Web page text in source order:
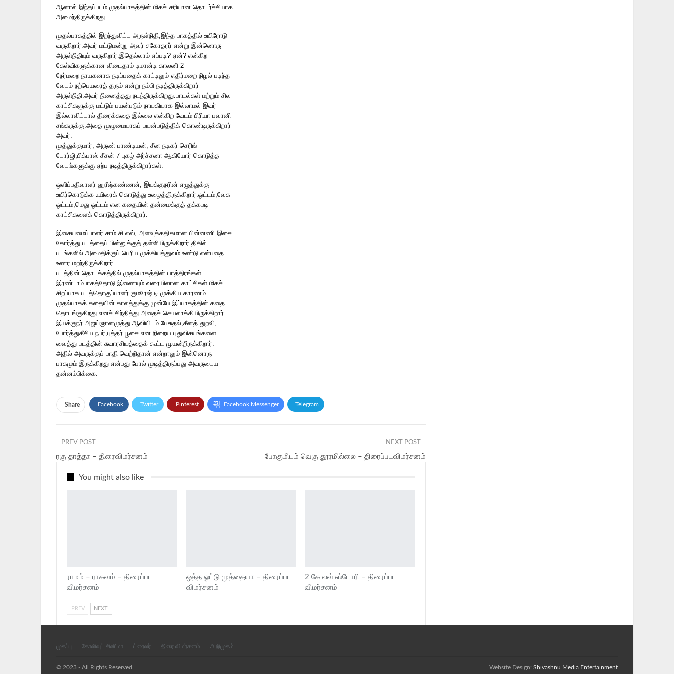
ஆனால் இந்தப்படம் முதல்பாகத்தின் மிகச் சரியான தொடர்ச்சியாக
அமைந்திருக்கிறது.
முதல்பாகத்தில் இறந்துவிட்ட அருள்நிதி,இந்த பாகத்தில் உயிரோடு
வருகிறார்.அவர் மட்டுமன்று அவர் சகோதரர் என்று இன்னொரு
அருள்நிதியும் வருகிறார்.இதெல்லாம் எப்படி? ஏன்? என்கிற
கேள்விகளுக்கான விடைதாம் டிமான்டி காலனி 2
நேர்மறை நாயகனாக நடிப்பதைக் காட்டிலும் எதிர்மறை நிழல் படிந்த
வேடம் நற்பெயரைத் தரும் என்று நம்பி நடித்திருக்கிறார்
அருள்நிதி.அவர் நினைத்தது நடந்திருக்கிறது.பாடல்கள் மற்றும் சில
காட்சிகளுக்கு மட்டும் பயன்படும் நாயகியாக இல்லாமல் இவர்
இல்லாவிட்டால் திரைக்கதை இல்லை என்கிற வேடம் பிரியா பவானி
சங்கருக்கு.அதை முழுமையாகப் பயன்படுத்திக் கொண்டிருக்கிறார்
அவர்.
முத்துக்குமார், அருண் பாண்டியன், சீன நடிகர் செரிங்
டோர்ஜி,பிக்பாஸ் சீசன் 7 புகழ் அர்ச்சனா ஆகியோர் கொடுத்த
வேடங்களுக்கு ஏற்ப நடித்திருக்கிறார்கள்.
ஒளிப்பதிவாளர் ஹரீஷ்கண்ணன், இயக்குநரின் எழுத்துக்கு
உயிர்கொடுக்க உயிரைக் கொடுத்து உழைத்திருக்கிறார்.ஓட்டம்,வேக
ஓட்டம்,மெது ஓட்டம் என கதையின் தன்மைக்குத் தக்கபடி
காட்சிகளைக் கொடுத்திருக்கிறார்.
இசையமைப்பாளர் சாம்.சி.எஸ், அளவுக்கதிகமான பின்னணி இசை
கோர்த்து படத்தைப் பின்னுக்குத் தள்ளியிருக்கிறார்.திகில்
படங்களில் அமைதிக்குப் பெரிய முக்கியத்துவம் உண்டு என்பதை
உணர மறந்திருக்கிறார்.
படத்தின் தொடக்கத்தில் முதல்பாகத்தின் பாத்திரங்கள்
இரண்டாம்பாகத்தோடு இணையும் வரையிலான காட்சிகள் மிகச்
சிறப்பாக படத்தொகுப்பாளர் குமரேஷ்.டி முக்கிய காரணம்.
முதல்பாகக் கதையின் காலத்துக்கு முன்பே இப்பாகத்தின் கதை
தொடங்குகிறது எனச் சிந்தித்து அதைச் செயலாக்கியிருக்கிறார்
இயக்குநர் அஜய்ஞானமுத்து.ஆவியிடம் பேசுதல்,சீனத் துறவி,
போர்த்துகீசிய நபர்,புத்தர் பூசை என நிறைய புதுவிசயங்களை
வைத்து படத்தின் சுவாரசியத்தைக் கூட்ட முயன்றிருக்கிறார்.
அதில் அவருக்குப் பாதி வெற்றிதான் என்றாலும் இன்னொரு
பாகமும் இருக்கிறது என்பது போல் முடித்திருப்பது அவருடைய
தன்னம்பிக்கை.
Share Facebook Twitter Pinterest Facebook Messenger Telegram
PREV POST
ரகு தாத்தா – திரைவிமர்சனம்
NEXT POST
போகுமிடம் வெகு தூரமில்லை – திரைப்படவிமர்சனம்
You might also like
ராமம் – ராகவம் – திரைப்பட
விமர்சனம்
ஒத்த ஓட்டு முத்தையா – திரைப்பட
விமர்சனம்
2 கே லவ் ஸ்டோரி – திரைப்பட
விமர்சனம்
PREV NEXT
முகப்பு கோலிவுட் சினிமா ட்ரைலர் திரை விமர்சனம் அறிமுகம்
© 2023 - All Rights Reserved. Website Design: Shivashnu Media Entertainment